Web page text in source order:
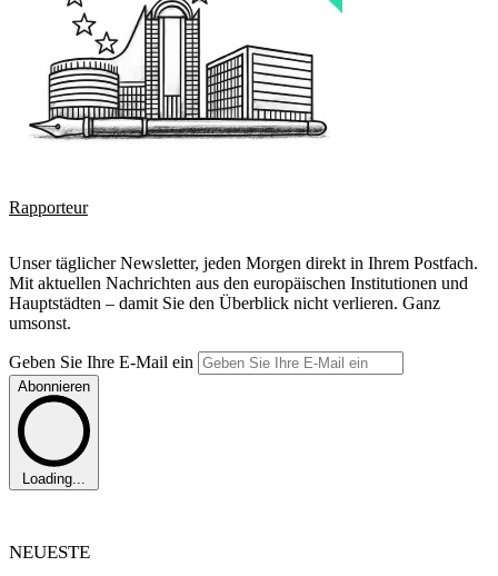
Rapporteur
Unser täglicher Newsletter, jeden Morgen direkt in Ihrem Postfach.
Mit aktuellen Nachrichten aus den europäischen Institutionen und
Hauptstädten – damit Sie den Überblick nicht verlieren. Ganz
umsonst.
Geben Sie Ihre E-Mail ein
Abonnieren
Loading...
NEUESTE